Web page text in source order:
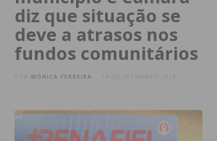
diz que situação se
deve a atrasos nos
fundos comunitários
MÓNICA FERREIRA 14 DE SETEMBRO 2018